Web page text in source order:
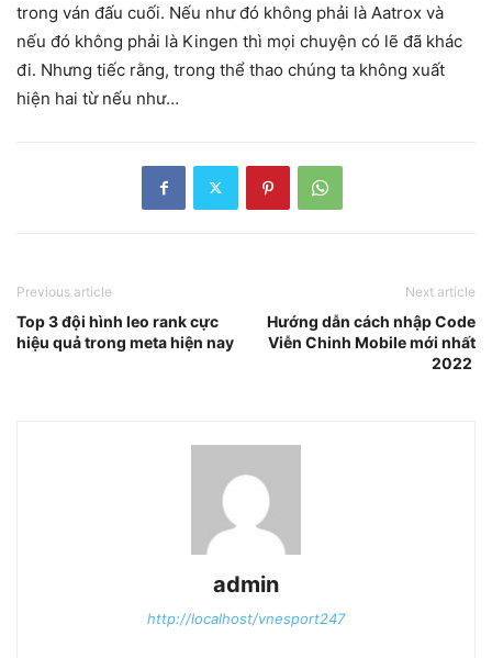
trong ván đấu cuối. Nếu như đó không phải là Aatrox và
nếu đó không phải là Kingen thì mọi chuyện có lẽ đã khác
đi. Nhưng tiếc rằng, trong thể thao chúng ta không xuất
hiện hai từ nếu như…
Previous article
Top 3 đội hình leo rank cực
hiệu quả trong meta hiện nay
Next article
Hướng dẫn cách nhập Code
Viễn Chinh Mobile mới nhất
2022
admin
http://localhost/vnesport247